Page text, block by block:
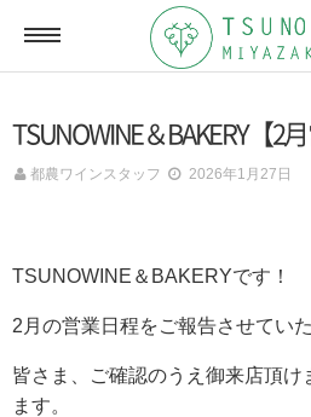
オンラインショッ
メールマガジン
ACCESSMAP
アクセスマッ
TSUNOWINE＆BAKERY【2
都農ワインスタッフ 2026年1月27日
TSUNOWINE＆BAKERYです！
2月の営業日程をご報告させてい
皆さま、ご確認のうえ御来店頂
ます。